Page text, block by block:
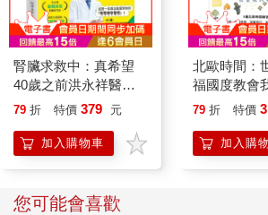
腎臟求救中：真希望
40歲之前洪永祥醫師
就告訴我這些事
79 折 特價 379 元
加入購物車
北歐時間：
福國度教會
79 折 特價
加入購
您可能會喜歡